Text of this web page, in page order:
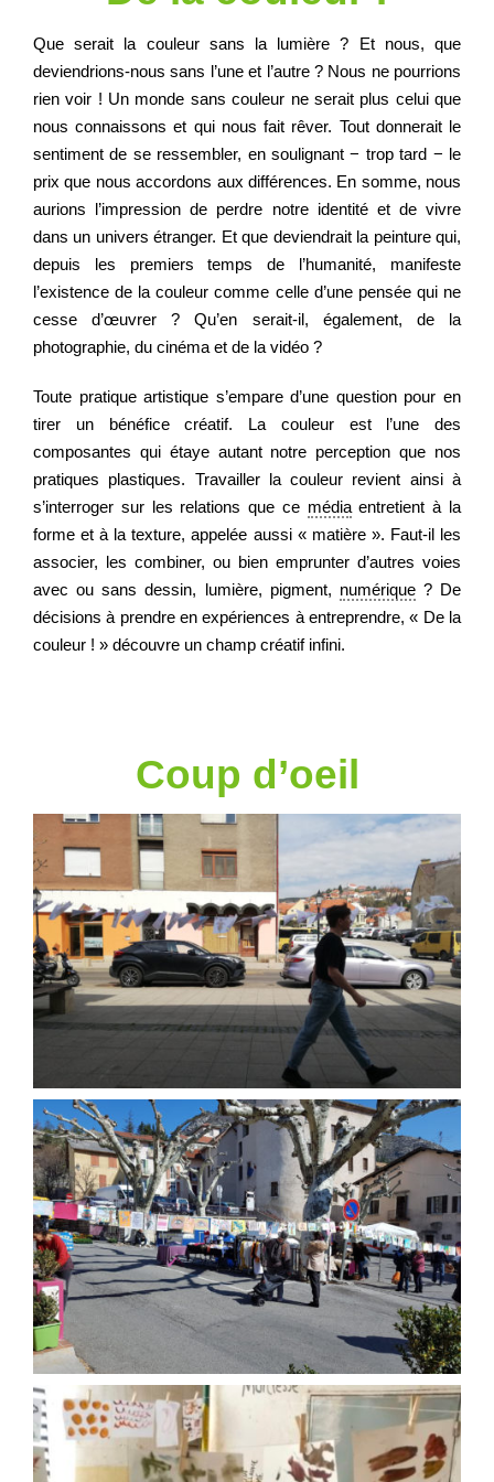
Regarder
Nous contacter
Que serait la couleur sans la lumière ? Et nous, que
deviendrions-nous sans l’une et l’autre ? Nous ne pourrions
rien voir ! Un monde sans couleur ne serait plus celui que
nous connaissons et qui nous fait rêver. Tout donnerait le
sentiment de se ressembler, en soulignant − trop tard − le
prix que nous accordons aux différences. En somme, nous
aurions l’impression de perdre notre identité et de vivre
dans un univers étranger. Et que deviendrait la peinture qui,
depuis les premiers temps de l’humanité, manifeste
l’existence de la couleur comme celle d’une pensée qui ne
cesse d’œuvrer ? Qu’en serait-il, également, de la
photographie, du cinéma et de la vidéo ?
Toute pratique artistique s’empare d’une question pour en
tirer un bénéfice créatif. La couleur est l’une des
composantes qui étaye autant notre perception que nos
pratiques plastiques. Travailler la couleur revient ainsi à
s’interroger sur les relations que ce médiaentretient à la
forme et à la texture, appelée aussi « matière ». Faut-il les
associer, les combiner, ou bien emprunter d’autres voies
avec ou sans dessin, lumière, pigment, numérique? De
décisions à prendre en expériences à entreprendre, « De la
couleur ! » découvre un champ créatif infini.
Coup d’oeil